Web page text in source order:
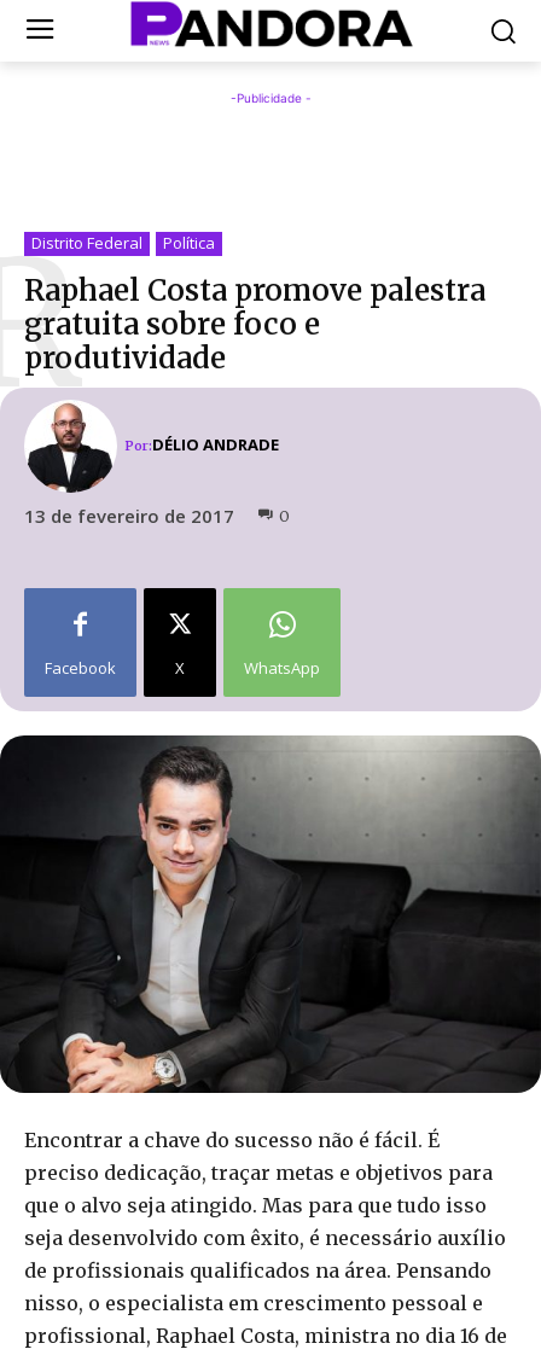
-Publicidade -
Distrito Federal Política
Raphael Costa promove palestra
gratuita sobre foco e
produtividade
Por:DÉLIO ANDRADE
13 de fevereiro de 2017 0
Facebook X WhatsApp
Encontrar a chave do sucesso não é fácil. É
preciso dedicação, traçar metas e objetivos para
que o alvo seja atingido. Mas para que tudo isso
seja desenvolvido com êxito, é necessário auxílio
de profissionais qualificados na área. Pensando
nisso, o especialista em crescimento pessoal e
profissional, Raphael Costa, ministra no dia 16 de